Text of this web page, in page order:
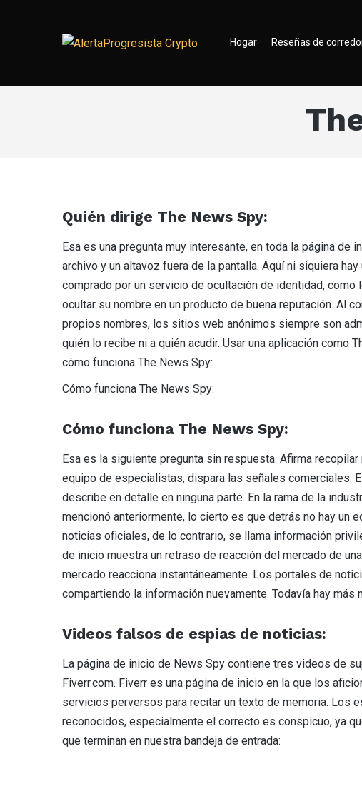
Hogar Reseñas de
Quién dirige The News Spy:
Esa es una pregunta muy interesante, en toda la página
archivo y un altavoz fuera de la pantalla. Aquí ni siquiera
comprado por un servicio de ocultación de identidad,
ocultar su nombre en un producto de buena reputación. Al
propios nombres, los sitios web anónimos siempre son
quién lo recibe ni a quién acudir. Usar una aplicación como
cómo funciona The News Spy:
Cómo funciona The News Spy:
Cómo funciona The News Spy:
Esa es la siguiente pregunta sin respuesta. Afirma
equipo de especialistas, dispara las señales comerciales.
describe en detalle en ninguna parte. En la rama de la
mencionó anteriormente, lo cierto es que detrás no hay un
noticias oficiales, de lo contrario, se llama información
de inicio muestra un retraso de reacción del mercado de
mercado reacciona instantáneamente. Los portales de
compartiendo la información nuevamente. Todavía hay más
Videos falsos de espías de noticias:
La página de inicio de News Spy contiene tres videos de
Fiverr.com. Fiverr es una página de inicio en la que los
servicios perversos para recitar un texto de memoria. Los
reconocidos, especialmente el correcto es conspicuo, ya
que terminan en nuestra bandeja de entrada: